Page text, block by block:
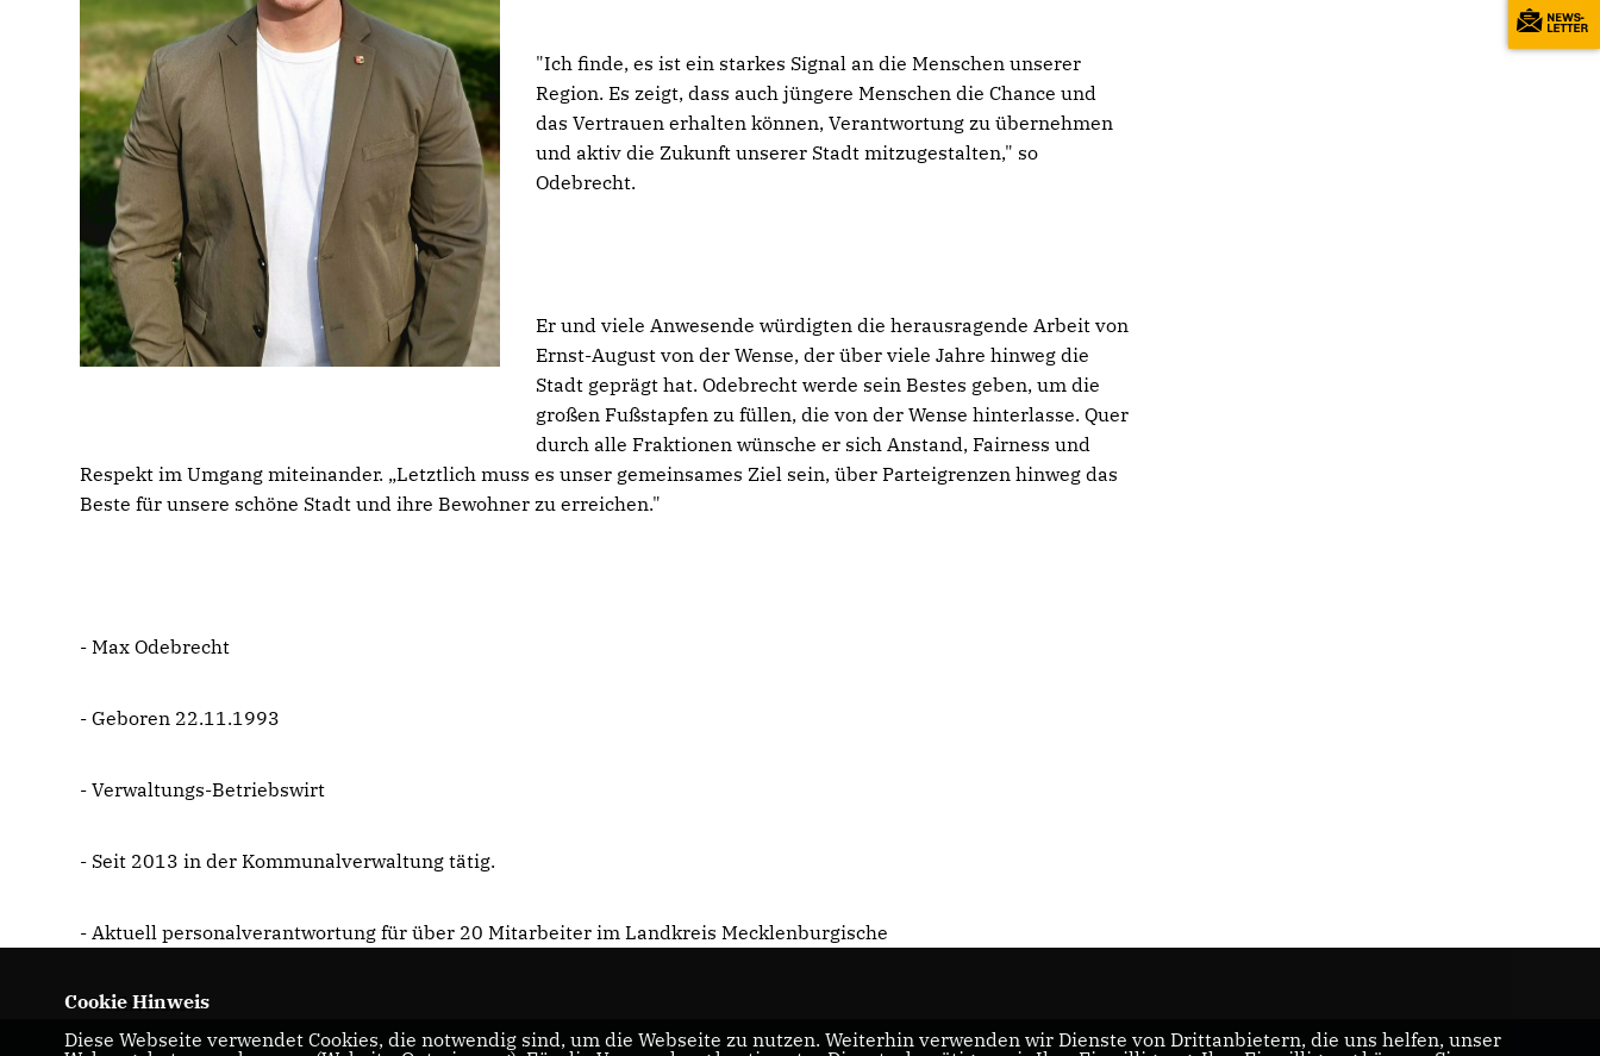
"Ich finde, es ist ein starkes Signal an die Menschen unserer
Region. Es zeigt, dass auch jüngere Menschen die Chance und
das Vertrauen erhalten können, Verantwortung zu übernehmen
und aktiv die Zukunft unserer Stadt mitzugestalten," so
Odebrecht.
Er und viele Anwesende würdigten die herausragende Arbeit von
Ernst-August von der Wense, der über viele Jahre hinweg die
Stadt geprägt hat. Odebrecht werde sein Bestes geben, um die
großen Fußstapfen zu füllen, die von der Wense hinterlasse. Quer
durch alle Fraktionen wünsche er sich Anstand, Fairness und
Respekt im Umgang miteinander. „Letztlich muss es unser gemeinsames Ziel sein, über Parteigrenzen hinweg das
Beste für unsere schöne Stadt und ihre Bewohner zu erreichen."
- Max Odebrecht
- Geboren 22.11.1993
- Verwaltungs-Betriebswirt
- Seit 2013 in der Kommunalverwaltung tätig.
- Aktuell personalverantwortung für über 20 Mitarbeiter im Landkreis Mecklenburgische
- Verheiratet
Cookie Hinweis
Diese Webseite verwendet Cookies, die notwendig sind, um die Webseite zu nutzen. Weiterhin verwenden wir Dienste von Drittanbietern, die uns helfen, unser